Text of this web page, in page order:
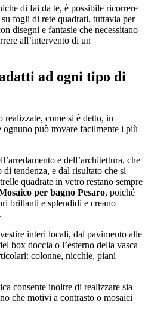
di fai da te, è possibile ricorrere
fogli di rete quadrati, tuttavia per
disegni e fantasie che necessitano
all’intervento di un
ad ogni tipo di
realizzate, come si è detto, in
può trovare facilmente i più
e dell’architettura, che
di tendenza, e dal risultato che si
quadrate in vetro restano sempre
per bagno Pesaro, poiché
brillanti e splendidi e creano
interi locali, dal pavimento alle
box doccia o l’esterno della vasca
colonne, nicchie, piani
consente inoltre di realizzare sia
che motivi a contrasto o mosaici